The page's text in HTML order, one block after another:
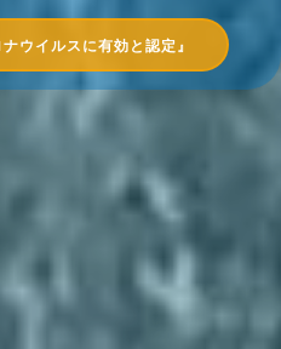
ウイルスに有効と認定』